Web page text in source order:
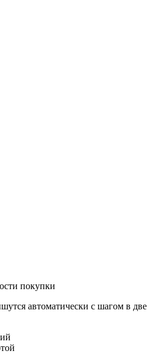
покупки
автоматически с шагом в две